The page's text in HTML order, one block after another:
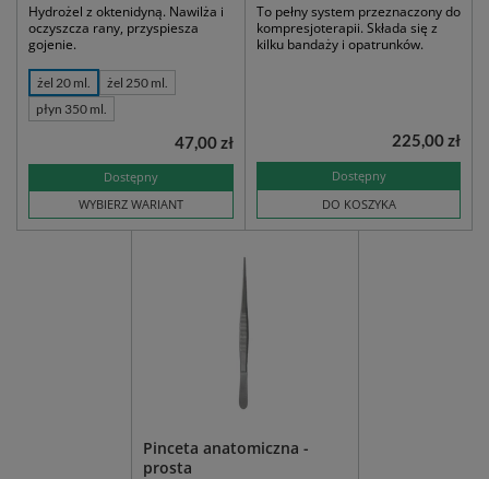
Hydrożel z oktenidyną. Nawilża i
oczyszcza rany, przyspiesza
gojenie.
żel 20 ml.
żel 250 ml.
płyn 350 ml.
Dostępny
WYBIERZ WARIANT
47,00 zł
To pełny system przeznaczony do
kompresjoterapii. Składa się z
kilku bandaży i opatrunków.
Dostępny
DO KOSZYKA
225,00 zł
Pinceta anatomiczna -
prosta